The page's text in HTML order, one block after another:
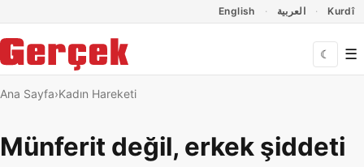
English العربية Kurdî
☾ ☰
Ana Sayfa Kadın Hareketi
Münferit değil, erkek şiddeti